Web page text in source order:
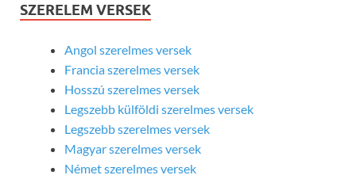
SZERELEM VERSEK
Angol szerelmes versek
Francia szerelmes versek
Hosszú szerelmes versek
Legszebb külföldi szerelmes versek
Legszebb szerelmes versek
Magyar szerelmes versek
Német szerelmes versek